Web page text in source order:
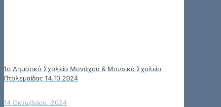
1ο Δημοτικό Σχολείο Μονάχου & Μουσικό Σχολείο
Πτολεμαίδας 14.10.2024
14 Οκτωβρίου, 2024